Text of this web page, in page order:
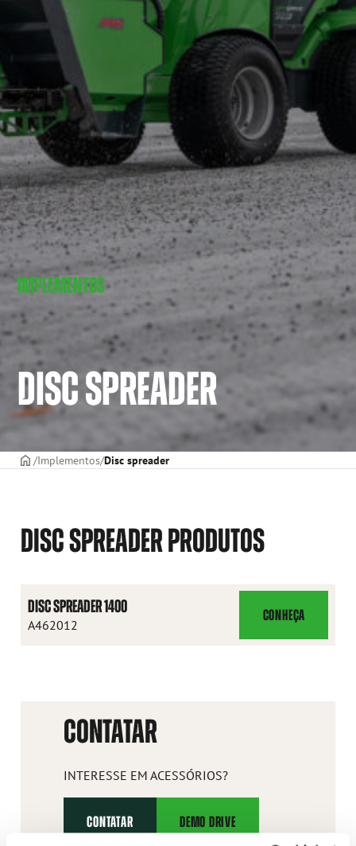
IMPLEMENTOS
DISC SPREADER
CAPAImplementos Disc spreader
DISC SPREADER PRODUTOS
DISC SPREADER 1400
A462012
CONHEÇA
DISC
SPREADER
CONTATAR
INTERESSE EM ACESSÓRIOS?
CONTATAR DEMO DRIVE